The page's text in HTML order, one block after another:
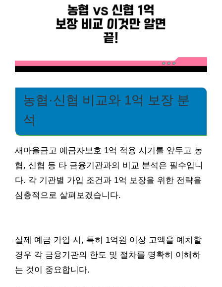
농협·신협 비교와 1억 보장 분
석
새마을금고 예금자보호 1억 적용 시기를 앞두고 농
협, 신협 등 타 금융기관과의 비교 분석은 필수입니
다. 각 기관별 가입 조건과 1억 보장을 위한 전략을
심층적으로 살펴보겠습니다.
실제 예금 가입 시, 특히 1억원 이상 고액을 예치할
경우 각 금융기관의 한도 및 절차를 명확히 이해하
는 것이 중요합니다.